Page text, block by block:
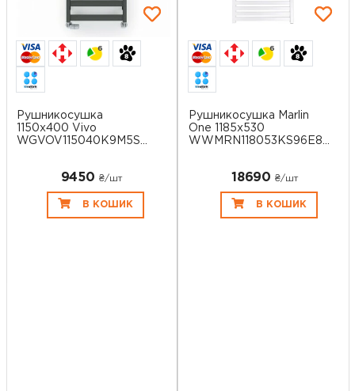
6
Рушникосушка
1150х400 Vivo
WGVOV115040K9M5SX
9450 ₴/шт
В КОШИК
6
Рушникосушка Marlin
One 1185x530
WWMRN118053KS96E8...
18690 ₴/шт
В КОШИК